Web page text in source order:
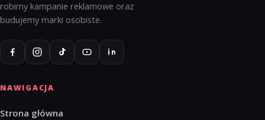
robimy kampanie reklamowe oraz
budujemy marki osobiste.
NAWIGACJA
Strona główna